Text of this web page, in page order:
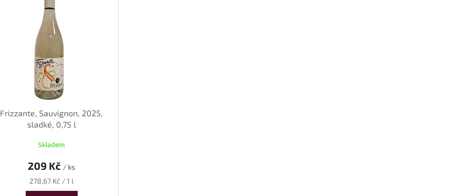
Frizzante, Sauvignon, 2025,
sladké, 0,75 l
Skladem
209 Kč / ks
Měrná
cena:
278,67 Kč / 1 l